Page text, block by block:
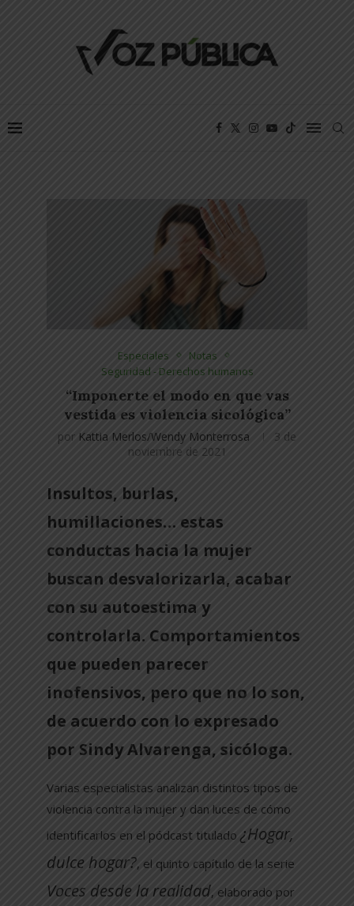
Especiales
Notas
Seguridad - Derechos humanos
“Imponerte el modo en que vas
vestida es violencia sicológica”
por Kattia Merlos/Wendy Monterrosa
3 de
noviembre de 2021
Insultos, burlas,
humillaciones… estas
conductas hacia la mujer
buscan desvalorizarla, acabar
con su autoestima y
controlarla. Comportamientos
que pueden parecer
inofensivos, pero que no lo son,
de acuerdo con lo expresado
por Sindy Alvarenga, sicóloga.
Varias especialistas analizan distintos tipos de
violencia contra la mujer y dan luces de cómo
identificarlos en el pódcast titulado ¿Hogar,
dulce hogar?, el quinto capítulo de la serie
Voces desde la realidad, elaborado por